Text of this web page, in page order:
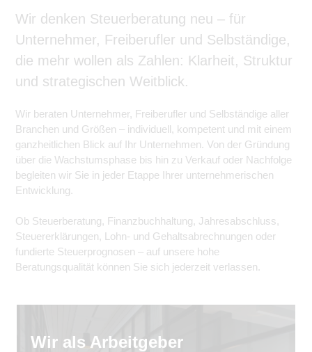
Wir denken Steuerberatung neu – für
Unternehmer, Freiberufler und Selbständige,
die mehr wollen als Zahlen: Klarheit, Struktur
und strategischen Weitblick.
Wir beraten Unternehmer, Freiberufler und Selbständige aller
Branchen und Größen – individuell, kompetent und mit einem
ganzheitlichen Blick auf Ihr Unternehmen. Von der Gründung
über die Wachstumsphase bis hin zu Verkauf oder Nachfolge
begleiten wir Sie in jeder Etappe Ihrer unternehmerischen
Entwicklung.
Ob Steuerberatung, Finanzbuchhaltung, Jahresabschluss,
Steuererklärungen, Lohn- und Gehaltsabrechnungen oder
fundierte Steuerprognosen – auf unsere hohe
Beratungsqualität können Sie sich jederzeit verlassen.
Wir als Arbeitgeber